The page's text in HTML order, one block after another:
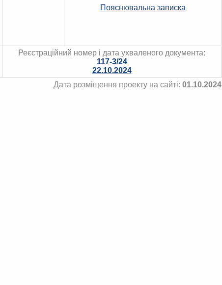
Пояснювальна записка
Реєстраційний номер і дата ухваленого документа:
117-3/24
22.10.2024
Дата розміщення проекту на сайті: 01.10.2024